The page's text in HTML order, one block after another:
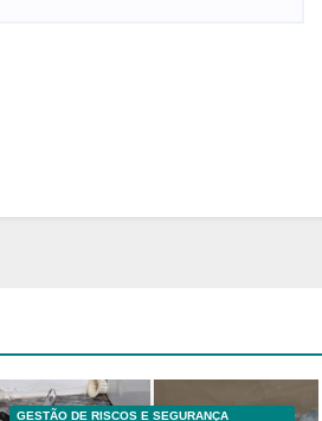
GESTÃO DE RISCOS E SEGURANÇA